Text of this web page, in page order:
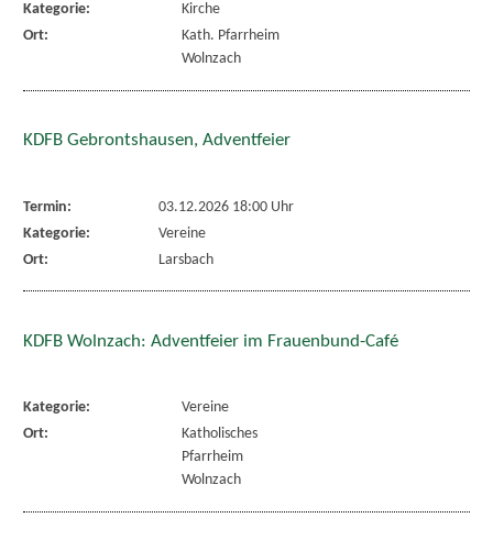
Kategorie:
Kirche
Ort:
Kath. Pfarrheim
Wolnzach
KDFB Gebrontshausen, Adventfeier
Termin:
03.12.2026 18:00 Uhr
Kategorie:
Vereine
Ort:
Larsbach
KDFB Wolnzach: Adventfeier im Frauenbund-Café
Kategorie:
Vereine
Ort:
Katholisches
Pfarrheim
Wolnzach